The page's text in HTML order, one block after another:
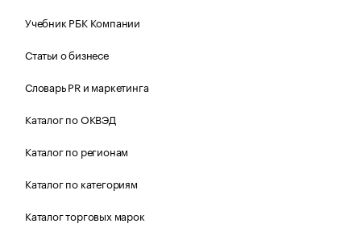
Учебник РБК Компании
Статьи о бизнесе
Словарь PR и маркетинга
Каталог по ОКВЭД
Каталог по регионам
Каталог по категориям
Каталог торговых марок